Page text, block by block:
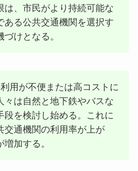
は、市民がより持続可能な
ある公共交通機関を選択す
づけとなる。
用が不便または高コストに
々は自然と地下鉄やバスな
段を検討し始める。これに
交通機関の利用率が上が
増加する。